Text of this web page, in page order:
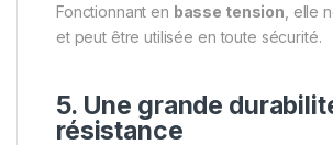
Fonctionnant en basse tension , elle
et peut être utilisée en toute sécurité.
5. Une grande
résistance